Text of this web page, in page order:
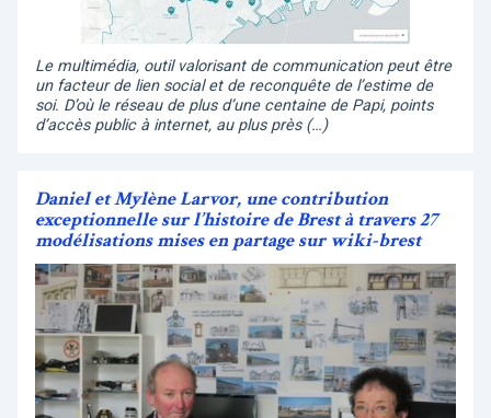
Le multimédia, outil valorisant de communication peut être
un facteur de lien social et de reconquête de l’estime de
soi. D’où le réseau de plus d’une centaine de Papi, points
d’accès public à internet, au plus près (…)
Daniel et Mylène Larvor, une contribution
exceptionnelle sur l’histoire de Brest à travers 27
modélisations mises en partage sur wiki-brest